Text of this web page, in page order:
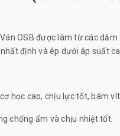
Ván OSB được làm từ các dăm
định và ép dưới áp suất
học cao, chịu lực tốt, bám
chống ẩm và chịu nhiệt tốt.